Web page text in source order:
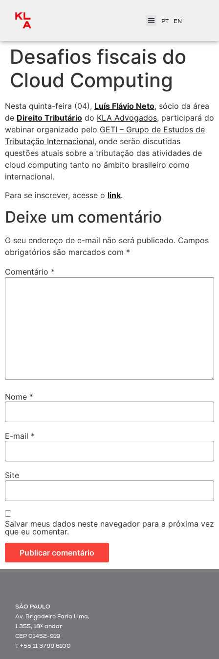
PT EN
Desafios fiscais do
Cloud Computing
Nesta quinta-feira (04), Luís Flávio Neto, sócio da área
de Direito Tributário do KLA Advogados, participará do
webinar organizado pelo GETI – Grupo de Estudos de
Tributação Internacional, onde serão discutidas
questões atuais sobre a tributação das atividades de
cloud computing tanto no âmbito brasileiro como
internacional.
Para se inscrever, acesse o link.
Deixe um comentário
O seu endereço de e-mail não será publicado. Campos
obrigatórios são marcados com *
Comentário *
Nome *
E-mail *
Site
Salvar meus dados neste navegador para a próxima vez
que eu comentar.
SÃO PAULO
Av. Brigadeiro Faria Lima,
1.355, 18º andar
CEP 01452-919
T +55 11 3799 8100